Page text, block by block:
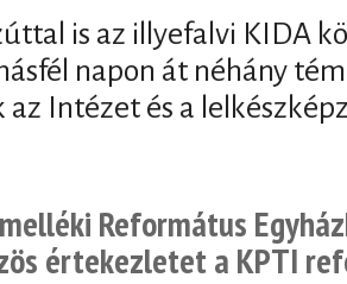
is az illyefalvi KIDA
napon át néhány
az Intézet és a
Református
értekezletet a KPTI